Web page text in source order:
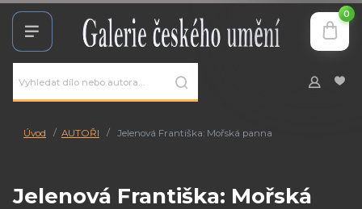
0
Úvod AUTOŘI Jelenová Františka: Mořská panna
Jelenová Františka: Mořská